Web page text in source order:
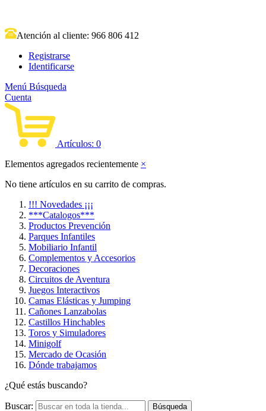
Atención al cliente: 966 806 412
Registrarse
Identificarse
Menú Búsqueda
Cuenta
Artículos: 0
Elementos agregados recientemente ×
No tiene artículos en su carrito de compras.
!!! Novedades ¡¡¡
***Catalogos***
Productos Prevención
Parques Infantiles
Mobiliario Infantil
Complementos y Accesorios
Decoraciones
Circuitos de Aventura
Juegos Interactivos
Camas Elásticas y Jumping
Cañones Lanzabolas
Castillos Hinchables
Toros y Simuladores
Minigolf
Mercado de Ocasión
Dónde trabajamos
¿Qué estás buscando?
Buscar: Búsqueda